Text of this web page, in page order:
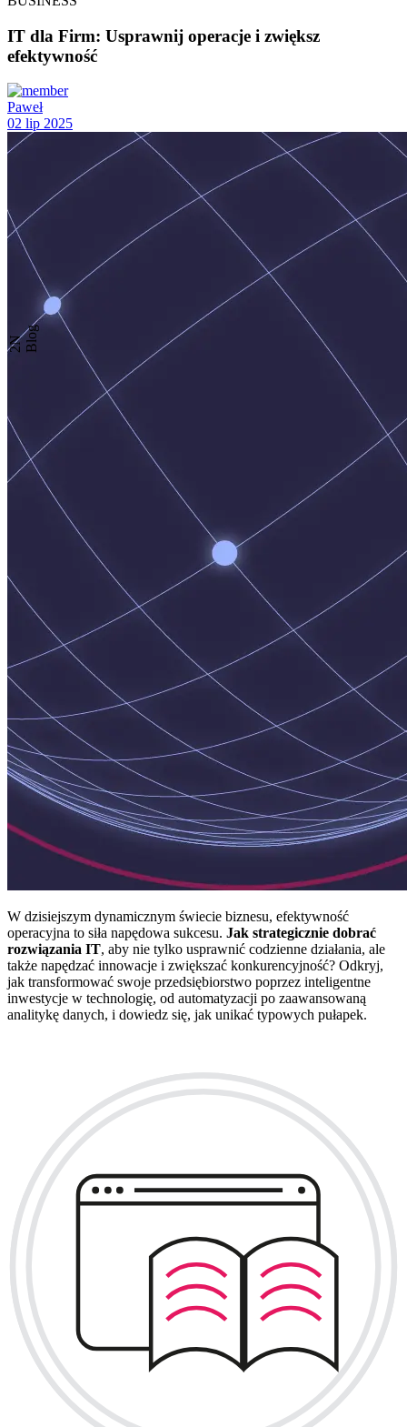
2NBlog
IT dla Firm: Usprawnij operacje i zwiększ
efektywność
Paweł
02 lip 2025
W dzisiejszym dynamicznym świecie biznesu, efektywność
operacyjna to siła napędowa sukcesu. Jak strategicznie dobrać
rozwiązania IT, aby nie tylko usprawnić codzienne działania, ale
także napędzać innowacje i zwiększać konkurencyjność? Odkryj,
jak transformować swoje przedsiębiorstwo poprzez inteligentne
inwestycje w technologię, od automatyzacji po zaawansowaną
analitykę danych, i dowiedz się, jak unikać typowych pułapek.